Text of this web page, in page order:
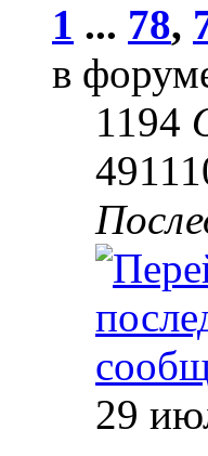
1 ... 78,
в
1194
29